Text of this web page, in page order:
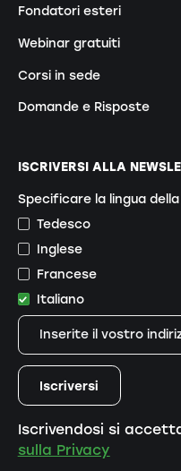
Fondatori esteri
Webinar gratuiti
Corsi in sede
Domande e Risposte
ISCRIVERSI ALLA
Specificare la lingua
Tedesco
Inglese
Francese
Italiano
Iscrivendosi si
sulla Privacy